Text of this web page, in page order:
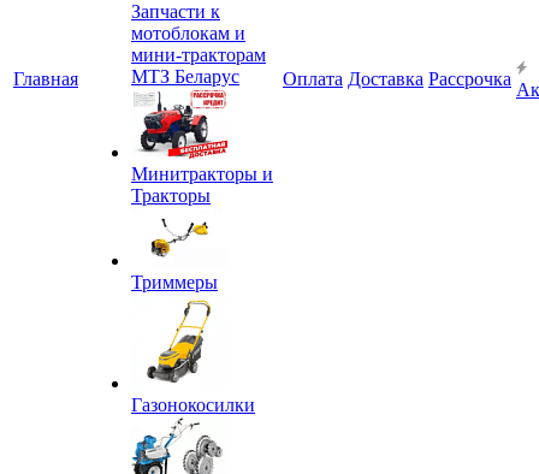
Главная
Запчасти к
мотоблокам и
мини-тракторам
МТЗ Беларус
Минитракторы и
Тракторы
Триммеры
Газонокосилки
Оплата Доставка Рассрочка